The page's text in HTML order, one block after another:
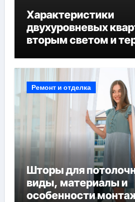
Характеристики
двухуровневых
вторым светом и
Ремонт и отделка
Шторы для
виды, материалы и
особенности